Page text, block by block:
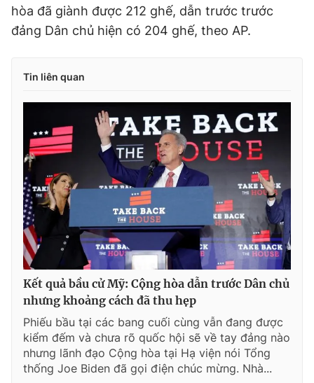
hòa đã giành được 212 ghế, dẫn trước trước
đảng Dân chủ hiện có 204 ghế, theo AP.
Tin liên quan
Kết quả bầu cử Mỹ: Cộng hòa dẫn trước Dân chủ
nhưng khoảng cách đã thu hẹp
Phiếu bầu tại các bang cuối cùng vẫn đang được
kiểm đếm và chưa rõ quốc hội sẽ về tay đảng nào
nhưng lãnh đạo Cộng hòa tại Hạ viện nói Tổng
thống Joe Biden đã gọi điện chúc mừng. Nhà...